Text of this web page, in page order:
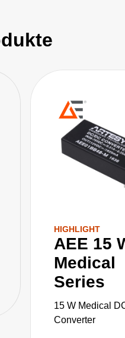
HIGHLIGHT
AEE 15
Medical
Series
15 W Medical
Converter